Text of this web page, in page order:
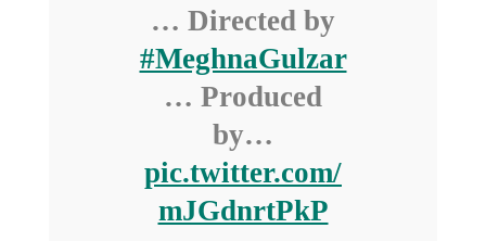
… Directed by
#MeghnaGulzar
… Produced
by…
pic.twitter.com/
mJGdnrtPkP